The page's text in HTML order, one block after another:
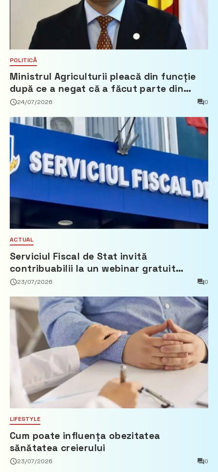
POLITICĂ
Ministrul Agriculturii pleacă din funcție
după ce a negat că a făcut parte din
Partidul Democrat
24/07/2026 0
ACTUAL
Serviciul Fiscal de Stat invită
contribuabilii la un webinar gratuit
privind calculul impozitului pe bunurile
23/07/2026 0
LIFESTYLE
Cum poate influența obezitatea
sănătatea creierului
23/07/2026 0